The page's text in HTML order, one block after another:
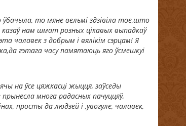
ўбачыла, то мяне вельмі здзівіла тое,што
казаў нам шмат розных цікавых выпадкаў
чалавек з добрым і вялікім сэрцам! Я
гэтага часу памятаюць яго ўсмешкуі
на ўсе цяжкасці жыцця, заўседы
многа радасных пачуццяў,
просты да людзей і ,увогуле, чалавек,